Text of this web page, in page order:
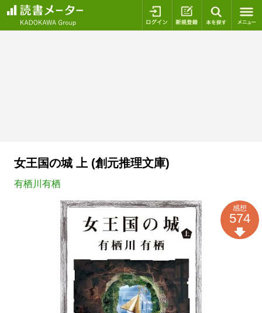
ログイン 新規登録
女王国の城 上 (創元推理文庫)
有栖川有栖
感想
574